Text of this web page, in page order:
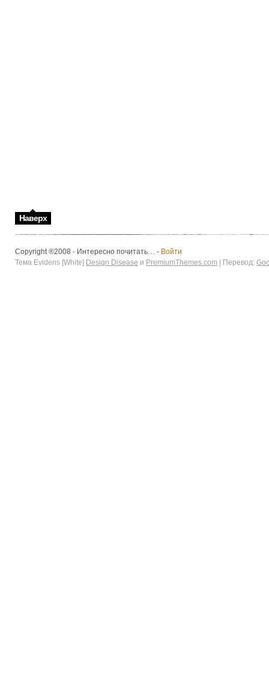
Наверх
Copyright ®2008 - Интересно почитать… - Войти
Тема Evidens [White] Design Disease и PremiumThemes.com | Перевод: